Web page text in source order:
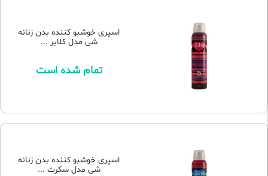
اسپری خوشبو کننده بدن زنانه
شی مدل کلابر ...
تمام شده است
اسپری خوشبو کننده بدن زنانه
شی مدل سکرت ...